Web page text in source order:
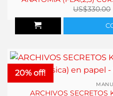
US$330.00
20% off!
ARCHIVOS SECRETOS